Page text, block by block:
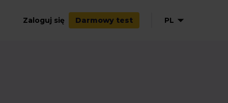
Zaloguj się Darmowy test PL